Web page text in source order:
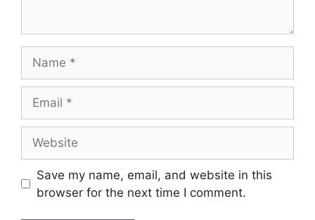
Save my name, email, and website in this
browser for the next time I comment.